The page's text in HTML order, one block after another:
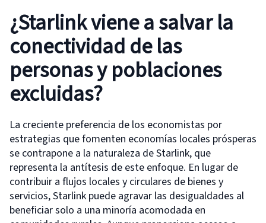
¿Starlink viene a salvar la
conectividad de las
personas y poblaciones
excluidas?
La creciente preferencia de los economistas por
estrategias que fomenten economías locales prósperas
se contrapone a la naturaleza de Starlink, que
representa la antítesis de este enfoque. En lugar de
contribuir a flujos locales y circulares de bienes y
servicios, Starlink puede agravar las desigualdades al
beneficiar solo a una minoría acomodada en